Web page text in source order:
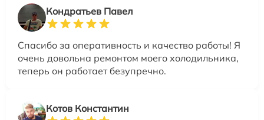
Кондратьев Павел
Спасибо за оперативность и качество работы! Я
очень довольна ремонтом моего холодильника,
теперь он работает безупречно.
Котов Константин